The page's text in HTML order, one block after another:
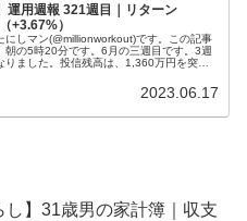
運用週報 321週目｜リターン
+3.67%）
にしマン(@millionworkout)です。この記事
朝の5時20分です。6月の三週目です。3週
りました。投信残高は、1,360万円を突破
2023.06.17
し】31歳男の家計簿｜収支